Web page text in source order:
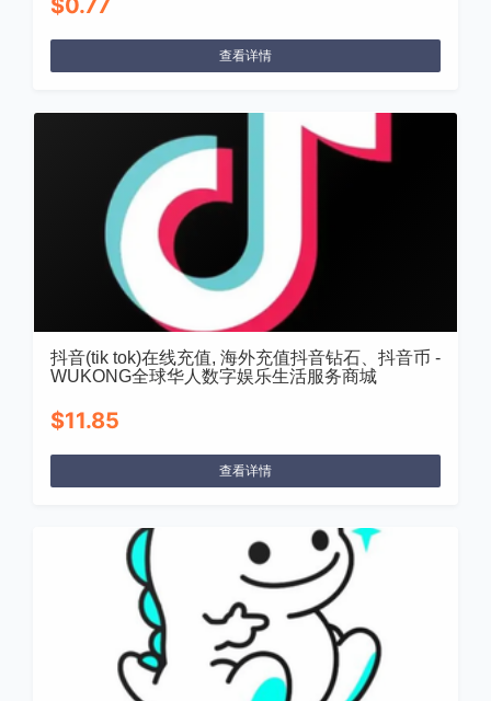
$0.77
查看详情
抖音(tik tok)在线充值, 海外充值抖音钻石、抖音币 -
WUKONG全球华人数字娱乐生活服务商城
$11.85
查看详情